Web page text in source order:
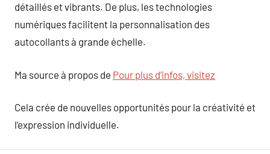
détaillés et vibrants. De plus, les technologies
numériques facilitent la personnalisation des
autocollants à grande échelle.
Ma source à propos de Pour plus d’infos, visitez
Cela crée de nouvelles opportunités pour la créativité et
l’expression individuelle.